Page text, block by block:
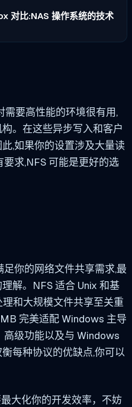
对比:NAS 操作系统的技术
需要高性能的环境很有用,
。在这些异步写入和客户
,如果你的设置涉及大量读
求,NFS 可能是更好的选
你的网络文件共享需求,最
解。NFS 适合 Unix 和基
和大规模文件共享至关重
完美适配 Windows 主导
高级功能以及与 Windows
每种协议的优缺点,你可以
大化你的开发效率，不妨